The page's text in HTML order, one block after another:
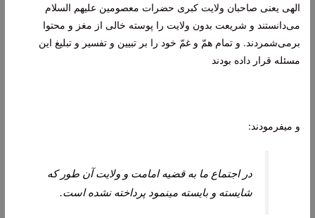
الهى يعنى صاحبان ولايت كبرى حضرات معصومين علیهم السلام
می‏‌دانستند و شريعت بدون ولايت را پوسته خالى از مغز و محتوا
برمی‌شمردند. و تمام همّ و غمّ خود را بر تبيين و تفسير و تبليغ اين
مسئله قرار داده بودند
و می‏فرمودند:
در اجتماع ما به قضيه امامت و ولايت آن طور كه
شايسته و بايسته می‏نمود پرداخته نشده است.